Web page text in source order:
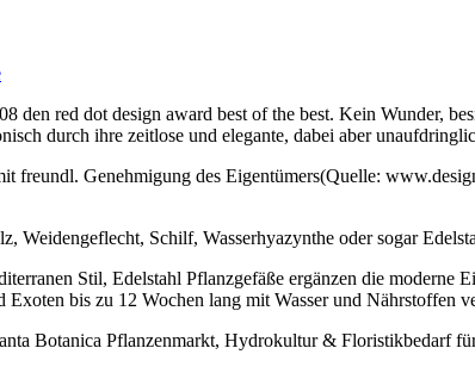
den red dot design award best of the best. Kein Wunder,
durch ihre zeitlose und elegante, dabei aber
(Quelle:
Weidengeflecht, Schilf, Wasserhyazynthe oder sogar
Stil, Edelstahl Pflanzgefäße ergänzen die
bis zu 12 Wochen lang mit Wasser und Nährstoffen
Botanica Pflanzenmarkt, Hydrokultur & Floristikbedarf